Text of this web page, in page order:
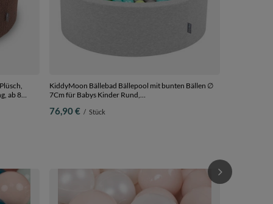
ab 8
KiddyMoon Bällebad Bällepool mit bunten Bällen ∅
7Cm für Babys Kinder Rund,
Bälle
76,90 € / Stück
KiddyMoon